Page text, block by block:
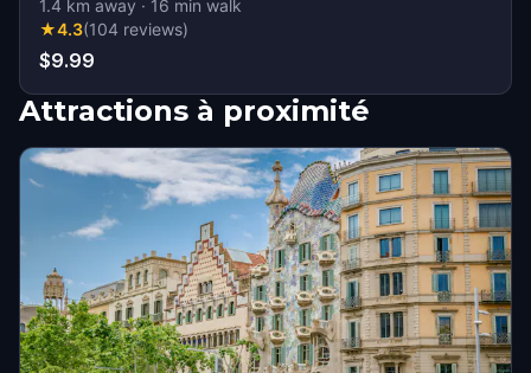
1.4 km away · 16 min walk
★4.3(104 reviews)
$9.99
Attractions à proximité